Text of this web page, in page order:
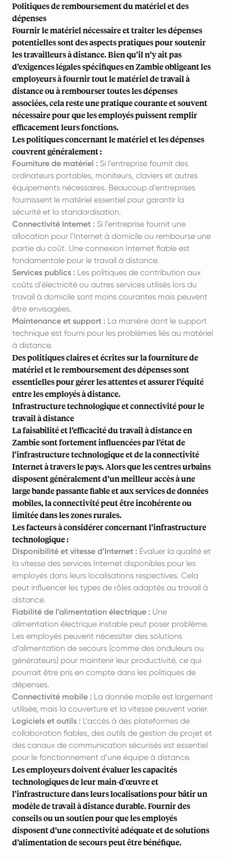
Politiques de remboursement du matériel et des
dépenses
Fournir le matériel nécessaire et traiter les dépenses
potentielles sont des aspects pratiques pour soutenir
les travailleurs à distance. Bien qu’il n’y ait pas
d’exigences légales spécifiques en Zambie obligeant les
employeurs à fournir tout le matériel de travail à
distance ou à rembourser toutes les dépenses
associées, cela reste une pratique courante et souvent
nécessaire pour que les employés puissent remplir
efficacement leurs fonctions.
Les politiques concernant le matériel et les dépenses
couvrent généralement :
Fourniture de matériel : Si l’entreprise fournit des
ordinateurs portables, moniteurs, claviers et autres
équipements nécessaires. Beaucoup d’entreprises
fournissent le matériel essentiel pour garantir la
sécurité et la standardisation.
Connectivité Internet : Si l’entreprise fournit une
allocation pour l’Internet à domicile ou rembourse une
partie du coût. Une connexion Internet fiable est
fondamentale pour le travail à distance.
Services publics : Les politiques de contribution aux
coûts d’électricité ou autres services utilisés lors du
travail à domicile sont moins courantes mais peuvent
être envisagées.
Maintenance et support : La manière dont le support
technique est fourni pour les problèmes liés au matériel
à distance.
Des politiques claires et écrites sur la fourniture de
matériel et le remboursement des dépenses sont
essentielles pour gérer les attentes et assurer l’équité
entre les employés à distance.
Infrastructure technologique et connectivité pour le
travail à distance
La faisabilité et l’efficacité du travail à distance en
Zambie sont fortement influencées par l’état de
l’infrastructure technologique et de la connectivité
Internet à travers le pays. Alors que les centres urbains
disposent généralement d’un meilleur accès à une
large bande passante fiable et aux services de données
mobiles, la connectivité peut être incohérente ou
limitée dans les zones rurales.
Les facteurs à considérer concernant l’infrastructure
technologique :
Disponibilité et vitesse d’Internet : Évaluer la qualité et
la vitesse des services Internet disponibles pour les
employés dans leurs localisations respectives. Cela
peut influencer les types de rôles adaptés au travail à
distance.
Fiabilité de l’alimentation électrique : Une
alimentation électrique instable peut poser problème.
Les employés peuvent nécessiter des solutions
d’alimentation de secours (comme des onduleurs ou
générateurs) pour maintenir leur productivité, ce qui
pourrait être pris en compte dans les politiques de
dépenses.
Connectivité mobile : La donnée mobile est largement
utilisée, mais la couverture et la vitesse peuvent varier.
Logiciels et outils : L’accès à des plateformes de
collaboration fiables, des outils de gestion de projet et
des canaux de communication sécurisés est essentiel
pour le fonctionnement d’une équipe à distance.
Les employeurs doivent évaluer les capacités
technologiques de leur main-d'œuvre et
l’infrastructure dans leurs localisations pour bâtir un
modèle de travail à distance durable. Fournir des
conseils ou un soutien pour que les employés
disposent d’une connectivité adéquate et de solutions
d’alimentation de secours peut être bénéfique.